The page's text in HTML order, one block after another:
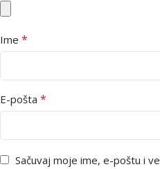
Ime *
E-pošta *
Sačuvaj moje ime, e-poštu i